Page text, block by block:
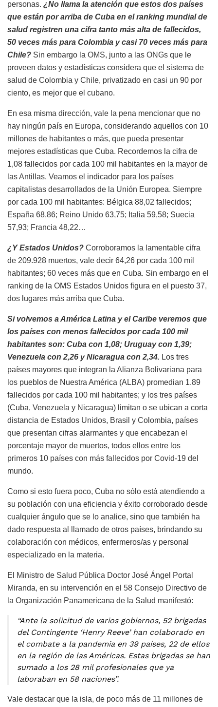
personas. ¿No llama la atención que estos dos países
que están por arriba de Cuba en el ranking mundial de
salud registren una cifra tanto más alta de fallecidos,
50 veces más para Colombia y casi 70 veces más para
Chile? Sin embargo la OMS, junto a las ONGs que le
proveen datos y estadísticas considera que el sistema de
salud de Colombia y Chile, privatizado en casi un 90 por
ciento, es mejor que el cubano.
En esa misma dirección, vale la pena mencionar que no
hay ningún país en Europa, considerando aquellos con 10
millones de habitantes o más, que pueda presentar
mejores estadísticas que Cuba. Recordemos la cifra de
1,08 fallecidos por cada 100 mil habitantes en la mayor de
las Antillas. Veamos el indicador para los países
capitalistas desarrollados de la Unión Europea. Siempre
por cada 100 mil habitantes: Bélgica 88,02 fallecidos;
España 68,86; Reino Unido 63,75; Italia 59,58; Suecia
57,93; Francia 48,22…
¿Y Estados Unidos? Corroboramos la lamentable cifra
de 209.928 muertos, vale decir 64,26 por cada 100 mil
habitantes; 60 veces más que en Cuba. Sin embargo en el
ranking de la OMS Estados Unidos figura en el puesto 37,
dos lugares más arriba que Cuba.
Si volvemos a América Latina y el Caribe veremos que
los países con menos fallecidos por cada 100 mil
habitantes son: Cuba con 1,08; Uruguay con 1,39;
Venezuela con 2,26 y Nicaragua con 2,34. Los tres
países mayores que integran la Alianza Bolivariana para
los pueblos de Nuestra América (ALBA) promedian 1.89
fallecidos por cada 100 mil habitantes; y los tres países
(Cuba, Venezuela y Nicaragua) limitan o se ubican a corta
distancia de Estados Unidos, Brasil y Colombia, países
que presentan cifras alarmantes y que encabezan el
porcentaje mayor de muertos, todos ellos entre los
primeros 10 países con más fallecidos por Covid-19 del
mundo.
Como si esto fuera poco, Cuba no sólo está atendiendo a
su población con una eficiencia y éxito corroborado desde
cualquier ángulo que se lo analice, sino que también ha
dado respuesta al llamado de otros países, brindando su
colaboración con médicos, enfermeros/as y personal
especializado en la materia.
El Ministro de Salud Pública Doctor José Ángel Portal
Miranda, en su intervención en el 58 Consejo Directivo de
la Organización Panamericana de la Salud manifestó:
“Ante la solicitud de varios gobiernos, 52 brigadas
del Contingente ‘Henry Reeve’ han colaborado en
el combate a la pandemia en 39 países, 22 de ellos
en la región de las Américas. Estas brigadas se han
sumado a los 28 mil profesionales que ya
laboraban en 58 naciones”.
Vale destacar que la isla, de poco más de 11 millones de